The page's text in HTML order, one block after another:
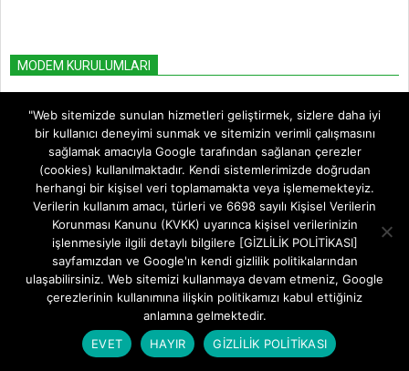
MODEM KURULUMLARI
Değiştirme
BY: FREETEKNOLOJI ON: 5 AĞUSTOS 2026
Aidata WR854GVR AX3000 Modem Kurulumu
IN: MODEM KURULUMLARI
Huawei AX2 Router Kurulumu
IN: MODEM KURULUMLARI
"Web sitemizde sunulan hizmetleri geliştirmek, sizlere daha iyi
bir kullanıcı deneyimi sunmak ve sitemizin verimli çalışmasını
sağlamak amacıyla Google tarafından sağlanan çerezler
(cookies) kullanılmaktadır. Kendi sistemlerimizde doğrudan
herhangi bir kişisel veri toplamamakta veya işlememekteyiz.
Verilerin kullanım amacı, türleri ve 6698 sayılı Kişisel Verilerin
Korunması Kanunu (KVKK) uyarınca kişisel verilerinizin
işlenmesiyle ilgili detaylı bilgilere [GİZLİLİK POLİTİKASI]
sayfamızdan ve Google'ın kendi gizlilik politikalarından
ulaşabilirsiniz. Web sitemizi kullanmaya devam etmeniz, Google
çerezlerinin kullanımına ilişkin politikamızı kabul ettiğiniz
anlamına gelmektedir.
EVET
HAYIR GİZLİLİK POLİTİKASI